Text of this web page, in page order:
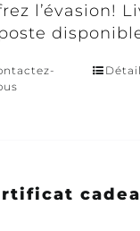
l’évasion!